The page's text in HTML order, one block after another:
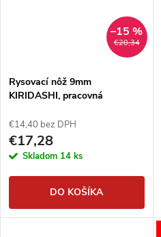
€20,34
–15 %
Rysovací nôž 9mm
KIRIDASHI, pracovná
€14,40 bez DPH
€17,28
Skladom 14 ks
DO KOŠÍKA